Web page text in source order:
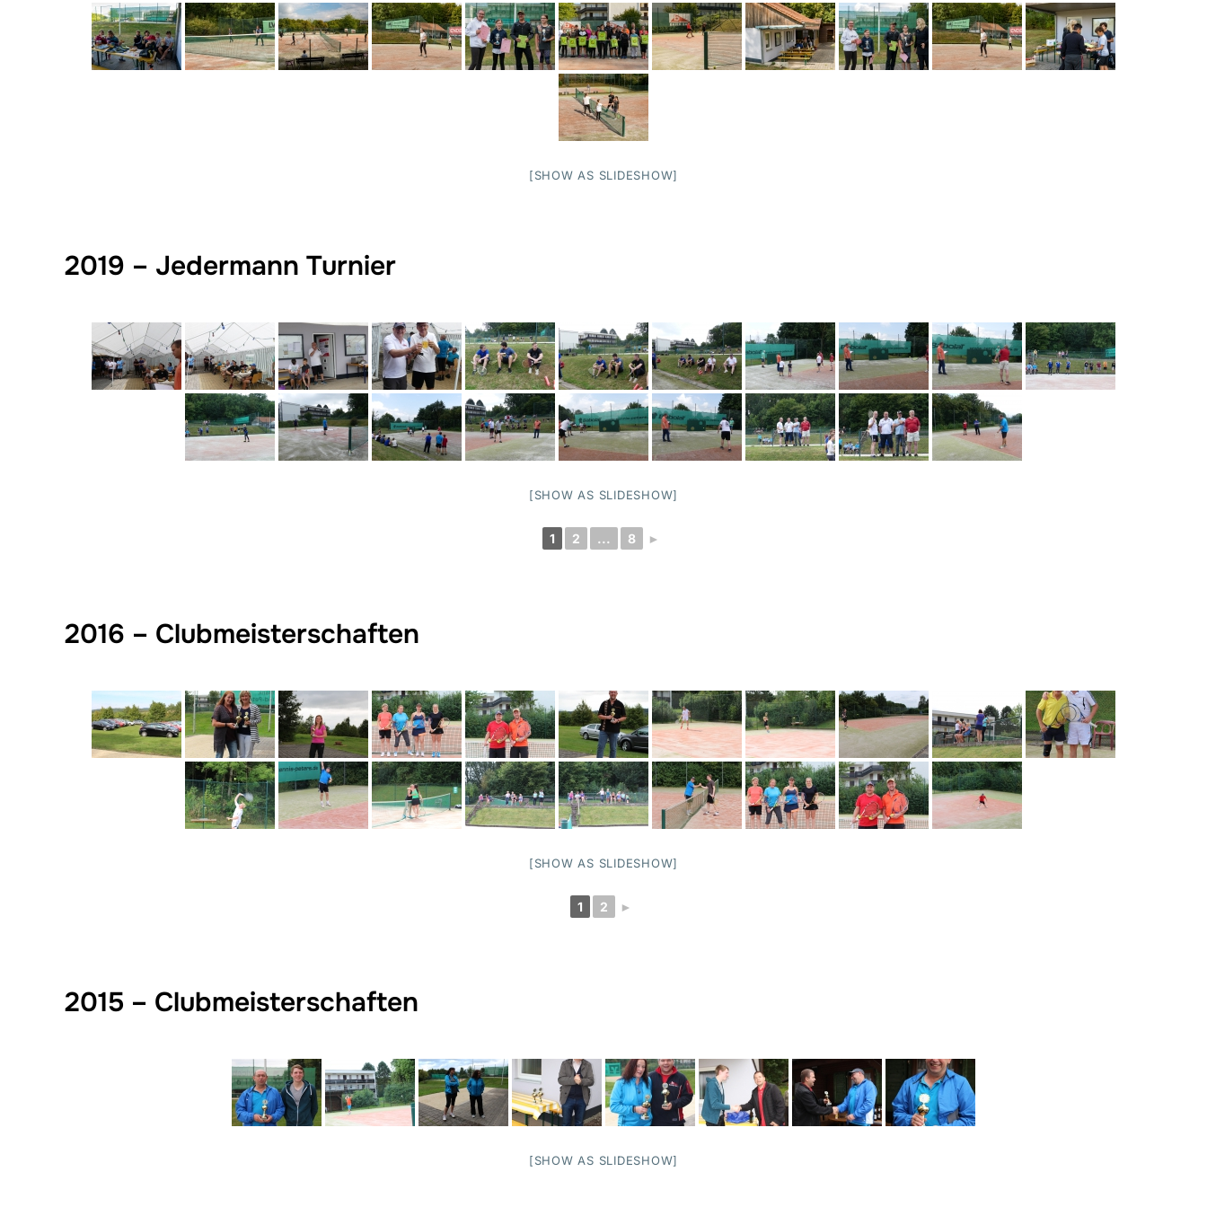
[SHOW AS SLIDESHOW]
2019 – Jedermann Turnier
[SHOW AS SLIDESHOW]
1 2 ... 8 ►
2016 – Clubmeisterschaften
[SHOW AS SLIDESHOW]
1 2 ►
2015 – Clubmeisterschaften
[SHOW AS SLIDESHOW]